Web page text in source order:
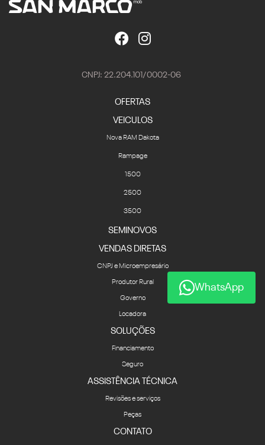
CNPJ: 22.204.101/0002-06
OFERTAS
VEICULOS
Nova RAM Dakota
Rampage
1500
2500
3500
SEMINOVOS
VENDAS DIRETAS
CNPJ e Microempresário
Produtor Rural
Governo
Locadora
SOLUÇÕES
Financiamento
Seguro
ASSISTÊNCIA TÉCNICA
Revisões e serviços
Peças
CONTATO
WhatsApp